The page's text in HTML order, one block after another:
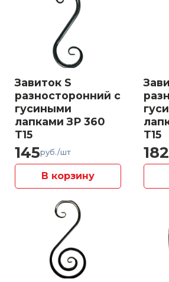
Завиток S
разносторонний с
гусиными
лапками ЗР 360
Т15
145руб./шт
В корзину
Т15
182